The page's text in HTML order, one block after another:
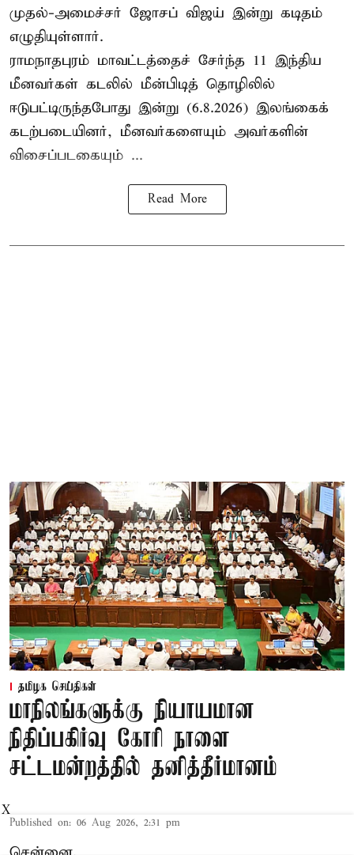
முதல்-அமைச்சர் ஜோசப் விஜய் இன்று கடிதம்
எழுதியுள்ளார்.
ராமநாதபுரம் மாவட்டத்தைச் சேர்ந்த 11 இந்திய
மீனவர்கள் கடலில் மீன்பிடித் தொழிலில்
ஈடுபட்டிருந்தபோது இன்று (6.8.2026) இலங்கைக்
கடற்படையினர், மீனவர்களையும் அவர்களின்
விசைப்படகையும் ...
Read More
தமிழக செய்திகள்
மாநிலங்களுக்கு நியாயமான
நிதிப்பகிர்வு கோரி நாளை
சட்டமன்றத்தில் தனித்தீர்மானம்
Published on: 06 Aug 2026, 2:31 pm
X